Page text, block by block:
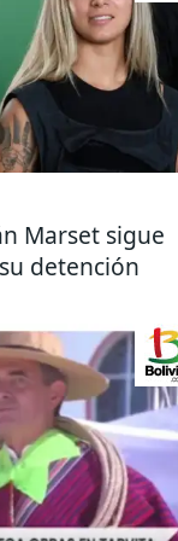
Marset sigue
detención